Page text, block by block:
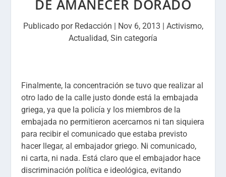
DE AMANECER DORADO
Publicado por Redacción | Nov 6, 2013 | Activismo,
Actualidad, Sin categoría
Finalmente, la concentración se tuvo que realizar al
otro lado de la calle justo donde está la embajada
griega, ya que la policía y los miembros de la
embajada no permitieron acercarnos ni tan siquiera
para recibir el comunicado que estaba previsto
hacer llegar, al embajador griego. Ni comunicado,
ni carta, ni nada. Está claro que el embajador hace
discriminación política e ideológica, evitando